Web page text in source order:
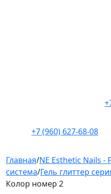
+7 (960) 627-68-08
Главная/NE Esthetic Nails -
система/Гель глиттер
Колор номер 2